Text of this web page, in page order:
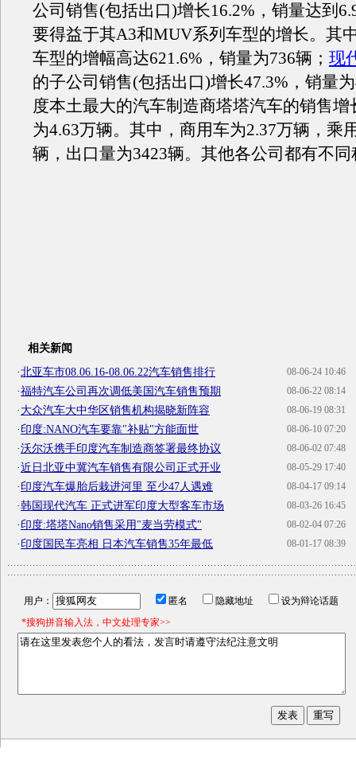
公司销售(包括出口)增长16.2%，销量达到
要得益于其A3和MUV系列车型的增长。其
车型的增幅高达621.6%，销量为736辆； 现
的子公司销售(包括出口)增长47.3%，销量
度本土最大的汽车制造商塔塔汽车的销售增
为4.63万辆。其中，商用车为2.37万辆，乘
辆，出口量为3423辆。其他各公司都有不
相关新闻
08-06-24 10:46
·北亚车市08.06.16-08.06.22汽车销售排行
08-06-22 08:14
·福特汽车公司再次调低美国汽车销售预期
08-06-19 08:31
·大众汽车大中华区销售机构揭晓新阵容
08-06-10 07:20
·印度:NANO汽车要靠"补贴"方能面世
08-06-02 07:48
·沃尔沃携手印度汽车制造商签署最终协议
08-05-29 17:40
·近日北亚中冀汽车销售有限公司正式开业
08-04-17 09:14
·印度汽车爆胎后栽进河里 至少47人遇难
08-03-26 16:45
·韩国现代汽车 正式进军印度大型客车市场
08-02-04 07:26
·印度:塔塔Nano销售采用"麦当劳模式"
08-01-17 08:39
·印度国民车亮相 日本汽车销售35年最低
用户： 匿名 隐藏地址
设为辩论话题
*搜狗拼音输入法，中文处理专家>>